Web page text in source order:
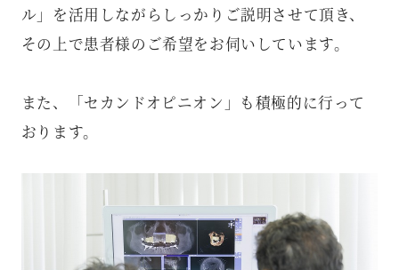
ル」を活用しながらしっかりご説明させて頂き、
その上で患者様のご希望をお伺いしています。
また、「セカンドオピニオン」も積極的に行って
おります。